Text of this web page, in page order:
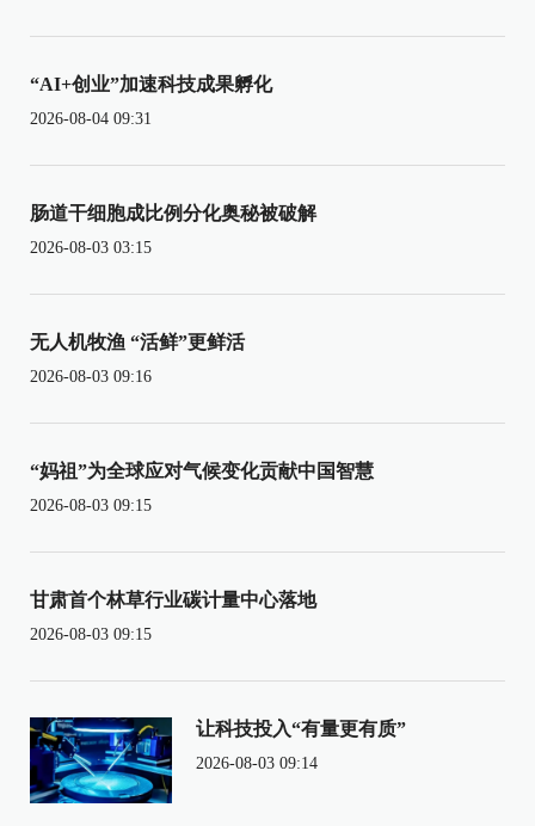
“AI+创业”加速科技成果孵化
2026-08-04 09:31
肠道干细胞成比例分化奥秘被破解
2026-08-03 03:15
无人机牧渔 “活鲜”更鲜活
2026-08-03 09:16
“妈祖”为全球应对气候变化贡献中国智慧
2026-08-03 09:15
甘肃首个林草行业碳计量中心落地
2026-08-03 09:15
让科技投入“有量更有质”
2026-08-03 09:14